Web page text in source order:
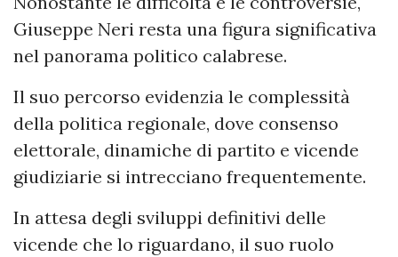
Giuseppe Neri resta una figura significativa
nel panorama politico calabrese.
Il suo percorso evidenzia le complessità
della politica regionale, dove consenso
elettorale, dinamiche di partito e vicende
giudiziarie si intrecciano frequentemente.
In attesa degli sviluppi definitivi delle
vicende che lo riguardano, il suo ruolo